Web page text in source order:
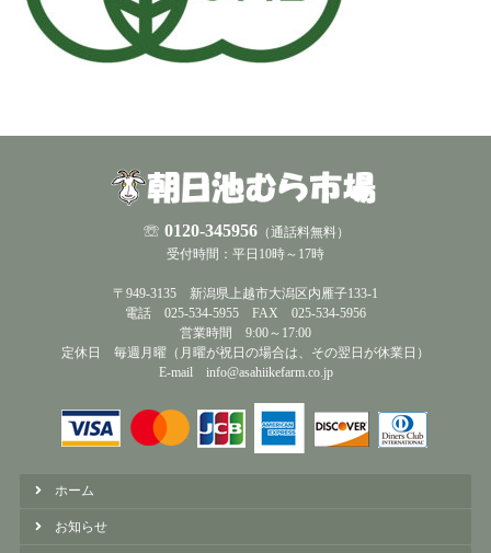
☏ 0120-345956（通話料無料）
受付時間：平日10時～17時
〒949-3135 新潟県上越市大潟区内雁子133-1
電話 025-534-5955 FAX 025-534-5956
営業時間 9:00～17:00
定休日 毎週月曜（月曜が祝日の場合は、その翌日が休業日）
E-mail info@asahiikefarm.co.jp
ホーム
お知らせ